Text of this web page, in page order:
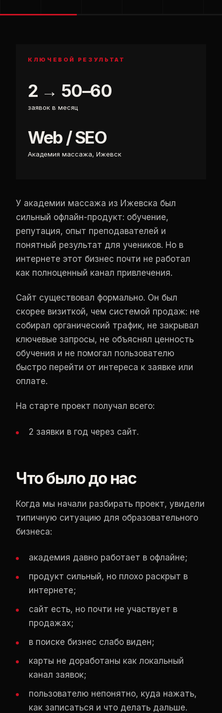
КЛЮЧЕВОЙ РЕЗУЛЬТАТ
2 → 50–60
заявок в месяц
Web / SEO
Академия массажа, Ижевск
У академии массажа из Ижевска был
сильный офлайн-продукт: обучение,
репутация, опыт преподавателей и
понятный результат для учеников. Но в
интернете этот бизнес почти не работал
как полноценный канал привлечения.
Сайт существовал формально. Он был
скорее визиткой, чем системой продаж: не
собирал органический трафик, не закрывал
ключевые запросы, не объяснял ценность
обучения и не помогал пользователю
быстро перейти от интереса к заявке или
оплате.
На старте проект получал всего:
2 заявки в год через сайт.
Что было до нас
Когда мы начали разбирать проект, увидели
типичную ситуацию для образовательного
бизнеса:
академия давно работает в офлайне;
продукт сильный, но плохо раскрыт в
интернете;
сайт есть, но почти не участвует в
продажах;
в поиске бизнес слабо виден;
карты не доработаны как локальный
канал заявок;
пользователю непонятно, куда нажать,
как записаться и что делать дальше.